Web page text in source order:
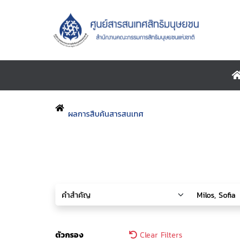
ผลการสืบค้นสารสนเทศ
ตัวกรอง
Clear Filters